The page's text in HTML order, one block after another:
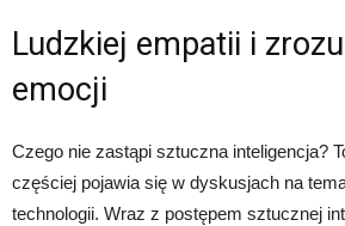
Ludzkiej empatii i
emocji
Czego nie zastąpi sztuczna inteligencja?
częściej pojawia się w dyskusjach na
technologii. Wraz z postępem sztucznej